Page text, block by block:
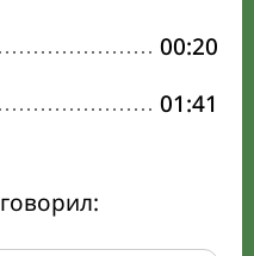
00:20
01:41
Посланник Аллаха ﷺ говорил: